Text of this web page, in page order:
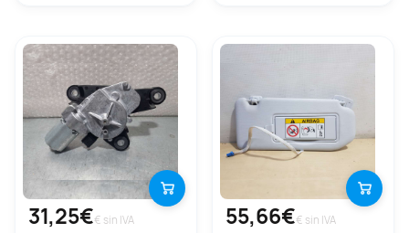
31,25€€ sin IVA 55,66€€ sin IVA